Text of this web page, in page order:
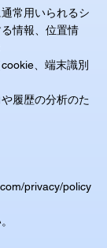
常用いられるシ
情報、位置情
、端末識別
履歴の分析のた
privacy/policy